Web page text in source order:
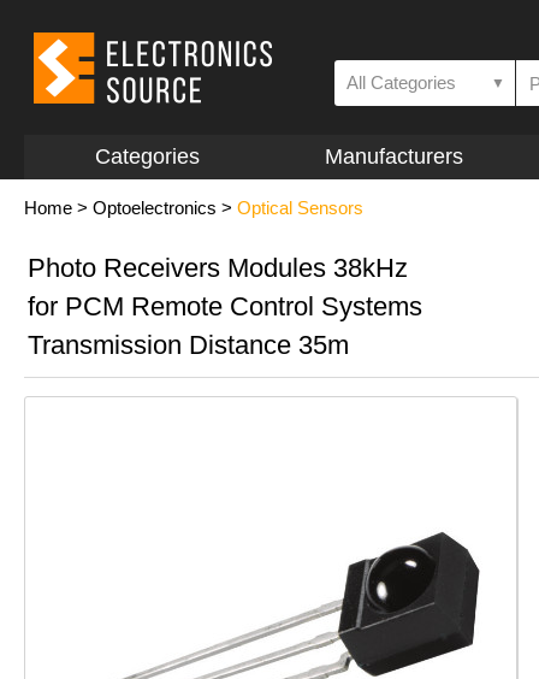
All Categories ▼
Categories Manufacturers
Home > Optoelectronics > Optical Sensors
Photo Receivers Modules 38kHz
for PCM Remote Control Systems
Transmission Distance 35m